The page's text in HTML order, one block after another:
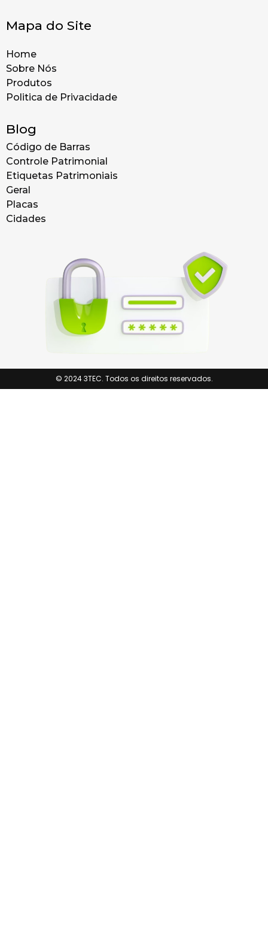
Mapa do Site
Home
Sobre Nós
Produtos
Politica de Privacidade
Blog
Código de Barras
Controle Patrimonial
Etiquetas Patrimoniais
Geral
Placas
Cidades
© 2024 3TEC. Todos os direitos reservados.